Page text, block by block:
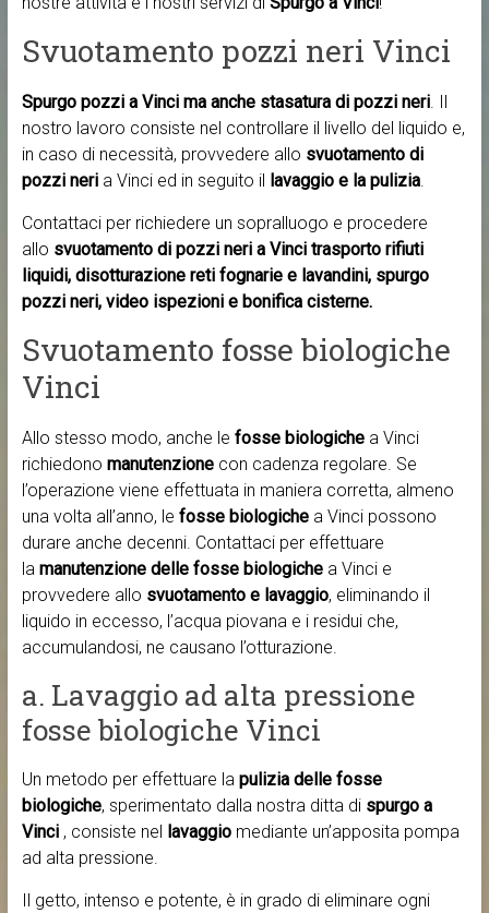
Svuotamento pozzi neri Vinci
Spurgo pozzi a Vinci ma anche stasatura di pozzi neri. Il
nostro lavoro consiste nel controllare il livello del liquido e,
in caso di necessità, provvedere allo svuotamento di
pozzi neria Vinci ed in seguito il lavaggio e la pulizia.
Contattaci per richiedere un sopralluogo e procedere
allo svuotamento di pozzi neri a Vinci trasporto rifiuti
liquidi, disotturazione reti fognarie e lavandini, spurgo
pozzi neri, video ispezioni e bonifica cisterne.
Svuotamento fosse biologiche
Vinci
Allo stesso modo, anche le fosse biologichea Vinci
richiedono manutenzionecon cadenza regolare. Se
l’operazione viene effettuata in maniera corretta, almeno
una volta all’anno, le fosse biologichea Vinci possono
durare anche decenni. Contattaci per effettuare
la manutenzione delle fosse biologichea Vinci e
provvedere allo svuotamento e lavaggio, eliminando il
liquido in eccesso, l’acqua piovana e i residui che,
accumulandosi, ne causano l’otturazione.
a. Lavaggio ad alta pressione
fosse biologiche Vinci
Un metodo per effettuare la pulizia delle fosse
biologiche, sperimentato dalla nostra ditta di spurgo a
Vinci , consiste nel lavaggiomediante un’apposita pompa
ad alta pressione.
Il getto, intenso e potente, è in grado di eliminare ogni